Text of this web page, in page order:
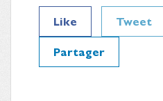
Like
Tweet
Partager